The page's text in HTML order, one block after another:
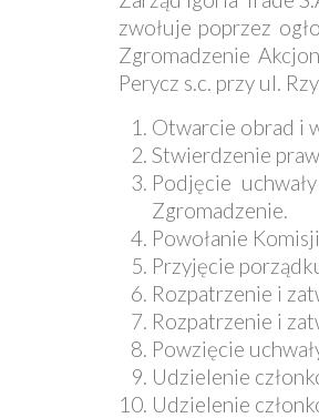
zwołuje poprzez
Zgromadzenie
Perycz s.c. przy ul.
Otwarcie obrad i
Stwierdzenie
Podjęcie
Zgromadzenie.
Powołanie
Przyjęcie
Rozpatrzenie i
Rozpatrzenie i
Powzięcie
Udzielenie
Udzielenie